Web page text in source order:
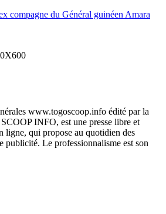
compagne du Général guinéen Amara
www.togoscoop.info édité par la
INFO, est une presse libre et
ligne, qui propose au quotidien des
publicité. Le professionnalisme est son